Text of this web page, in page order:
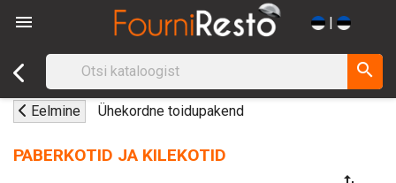
 |
search
Eelmine Ühekordne toidupakend
PABERKOTID JA KILEKOTID